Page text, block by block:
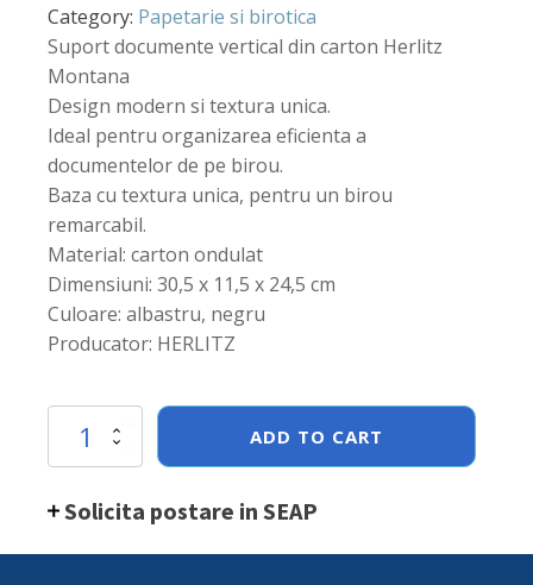
Category: Papetarie si birotica
Suport documente vertical din carton Herlitz
Montana
Design modern si textura unica.
Ideal pentru organizarea eficienta a
documentelor de pe birou.
Baza cu textura unica, pentru un birou
remarcabil.
Material: carton ondulat
Dimensiuni: 30,5 x 11,5 x 24,5 cm
Culoare: albastru, negru
Producator: HERLITZ
Suport
documente
vertical
carton
ADD TO CART
Solicita postare in SEAP